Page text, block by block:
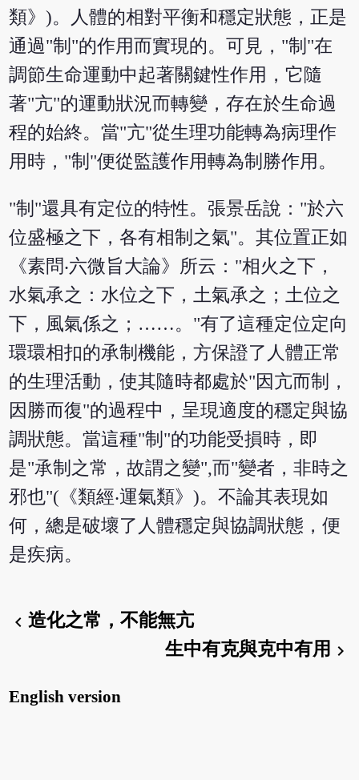
類》)。人體的相對平衡和穩定狀態，正是
通過"制"的作用而實現的。可見，"制"在
調節生命運動中起著關鍵性作用，它隨
著"亢"的運動狀況而轉變，存在於生命過
程的始終。當"亢"從生理功能轉為病理作
用時，"制"便從監護作用轉為制勝作用。
"制"還具有定位的特性。張景岳說："於六
位盛極之下，各有相制之氣"。其位置正如
《素問‧六微旨大論》所云："相火之下，
水氣承之：水位之下，土氣承之；土位之
下，風氣係之；……。"有了這種定位定向
環環相扣的承制機能，方保證了人體正常
的生理活動，使其隨時都處於"因亢而制，
因勝而復"的過程中，呈現適度的穩定與協
調狀態。當這種"制"的功能受損時，即
是"承制之常，故謂之變",而"變者，非時之
邪也"(《類經‧運氣類》)。不論其表現如
何，總是破壞了人體穩定與協調狀態，便
是疾病。
chevron_left造化之常，不能無亢
生中有克與克中有用 chevron_right
English version